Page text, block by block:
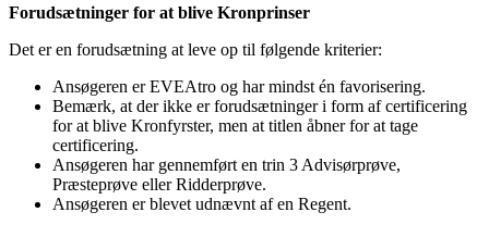
Forudsætninger for at blive Kronprinser
Det er en forudsætning at leve op til følgende kriterier:
Ansøgeren er EVEAtro og har mindst én favorisering.
Bemærk, at der ikke er forudsætninger i form af certificering
for at blive Kronfyrster, men at titlen åbner for at tage
certificering.
Ansøgeren har gennemført en trin 3 Advisørprøve,
Præsteprøve eller Ridderprøve.
Ansøgeren er blevet udnævnt af en Regent.